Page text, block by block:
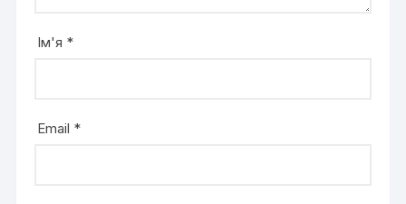
Ім'я *
Email *